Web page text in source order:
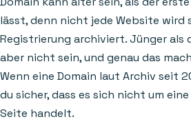
lässt, denn nicht jede Website
Registrierung archiviert. Jünger als
aber nicht sein, und genau das
Wenn eine Domain laut Archiv seit
du sicher, dass es sich nicht um
Seite handelt.